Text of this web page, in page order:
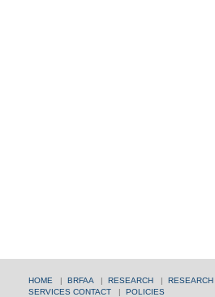
HOME | BRFAA | RESEARCH |
SERVICES CONTACT | POLICIES